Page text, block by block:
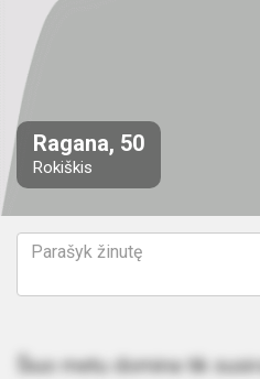
Ragana, 50
Rokiškis
Šiuo metu domina tik